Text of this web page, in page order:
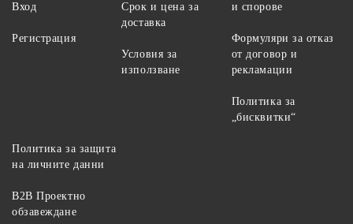
Вход
Регистрация
Срок и цена за
доставка
Условия за
използване
и спорове
Формуляри за отказ
от договор и
рекламации
Политика за
„бисквитки“
Политика за защита
на личните данни
B2B Проектно
обзавеждане